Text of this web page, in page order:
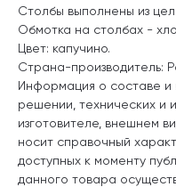
Столбы выполнены из
Обмотка на столбах -
Цвет: капучино.
Страна-производитель:
Информация о составе и
решении, технических и
изготовителе, внешнем
носит справочный
доступных к моменту
данного товара